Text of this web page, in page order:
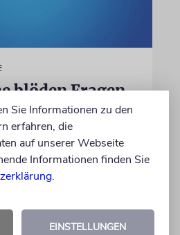
blöden Fragen
an eine
Sie Informationen zu den
erfahren, die
auf unserer Webseite
Informationen finden Sie
.
EINSTELLUNGEN